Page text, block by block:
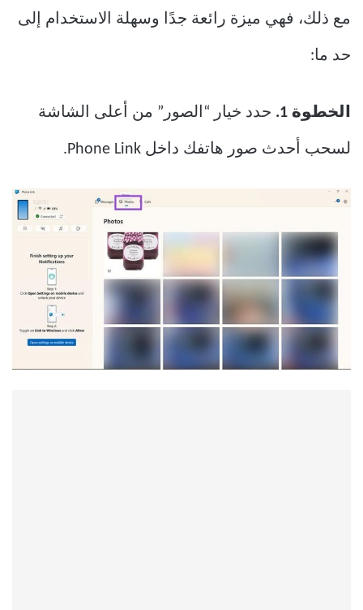
مع ذلك، فهي ميزة رائعة جدًا وسهلة الاستخدام إلى
حد ما:
الخطوة 1. حدد خيار “الصور” من أعلى الشاشة
لسحب أحدث صور هاتفك داخل Phone Link.